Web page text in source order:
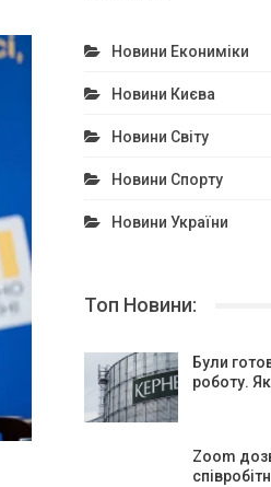
Новини Екониміки
Новини Києва
Новини Світу
Новини Спорту
Новини України
Топ Новини:
Були
роботу.
Zoom